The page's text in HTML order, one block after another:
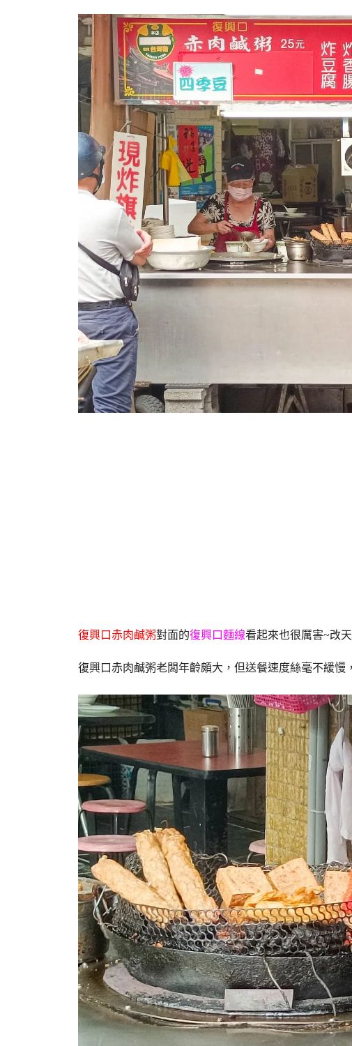
復興口赤肉鹹粥對面的復興口麵線看起來也很厲害~改
復興口赤肉鹹粥老闆年齡頗大，但送餐速度絲毫不緩慢